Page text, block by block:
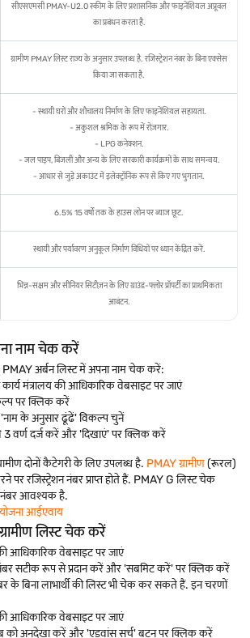
सीएसएमसी PMAY-U2.0 स्कीम के लिए प्रशासनिक और फाइनेंशियल अप्रूवल
का प्रबंधन करता है.
ग्रामीण PMAY लिस्ट राज्य के अनुसार उपलब्ध है. रजिस्ट्रेशन नंबर के बिना एक्सेस
किया जा सकता है.
- स्थायी घरों और शौचालय निर्माण के लिए फाइनेंशियल सहायता.
- अकुशल श्रमिक के रूप में रोज़गार.
- LPG कनेक्शन.
- जल पाइप, बिजली और अन्य के लिए सरकारी कार्यक्रमों के साथ समन्वय.
- आधार से जुड़े अकाउंट में इलेक्ट्रॉनिक रूप से किए गए भुगतान.
6.5% 15 वर्षों तक के हाउस लोन पर ब्याज छूट.
स्थायी और पर्यावरण अनुकूल निर्माण विधियों पर ध्यान केंद्रित करें.
भिन्न-सक्षम और सीनियर सिटीज़न के लिए ग्राउंड-फ्लोर प्रॉपर्टी का प्राथमिकता
आबंटन.
नाम चेक करें
अर्बन लिस्ट में अपना नाम चेक करें:
मंत्रालय की आधिकारिक वेबसाइट पर जाएं
पर क्लिक करें
'नाम के अनुसार ढूंढें' विकल्प चुनें
वर्ण दर्ज करें और 'दिखाएं' पर क्लिक करें
दोनों कैटेगरी के लिए उपलब्ध है. PMAY ग्रामीण(रूरल)
रजिस्ट्रेशन नंबर प्राप्त होते हैं. PMAY G लिस्ट चेक
नंबर आवश्यक है.
आईएवाय
लिस्ट चेक करें
आधिकारिक वेबसाइट पर जाएं
नंबर सटीक रूप से प्रदान करें और 'सबमिट करें' पर क्लिक करें
के बिना लाभार्थी की लिस्ट भी चेक कर सकते हैं. इन चरणों
आधिकारिक वेबसाइट पर जाएं
को अनदेखा करें और 'एडवांस सर्च' बटन पर क्लिक करें